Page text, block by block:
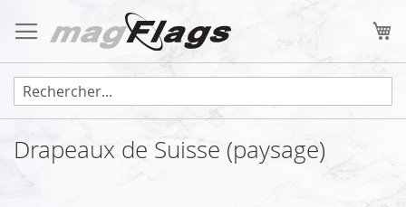
au
contenu
Drapeaux de Suisse (paysage)